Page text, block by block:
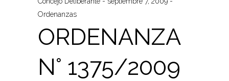
Ordenanzas
ORDENANZA
N° 1375/2009